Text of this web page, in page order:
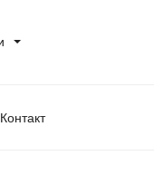
Контакт